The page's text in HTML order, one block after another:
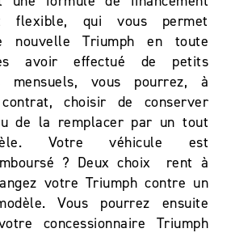
flexible, qui vous permet
nouvelle Triumph en toute
avoir effectué de petits
mensuels, vous pourrez, à
choisir de conserver
de la remplacer par un tout
Votre véhicule est
? Deux choix rent à
votre Triumph contre un
Vous pourrez ensuite
concessionnaire Triumph